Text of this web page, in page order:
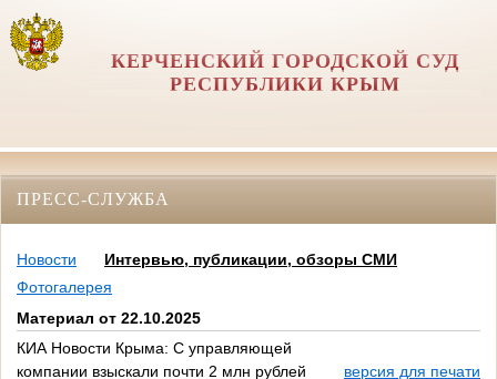
КЕРЧЕНСКИЙ ГОРОДСКОЙ СУД
РЕСПУБЛИКИ КРЫМ
ПРЕСС-СЛУЖБА
Новости
Интервью, публикации, обзоры СМИ
Фотогалерея
Материал от 22.10.2025
КИА Новости Крыма: С управляющей
компании взыскали почти 2 млн рублей
версия для печати